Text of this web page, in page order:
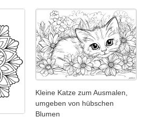
Kleine Katze zum Ausmalen,
umgeben von hübschen
Blumen